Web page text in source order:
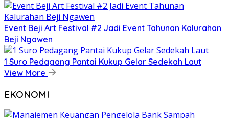
Event Beji Art Festival #2 Jadi Event Tahunan Kalurahan
Beji Ngawen
1 Suro Pedagang Pantai Kukup Gelar Sedekah Laut
View More
EKONOMI